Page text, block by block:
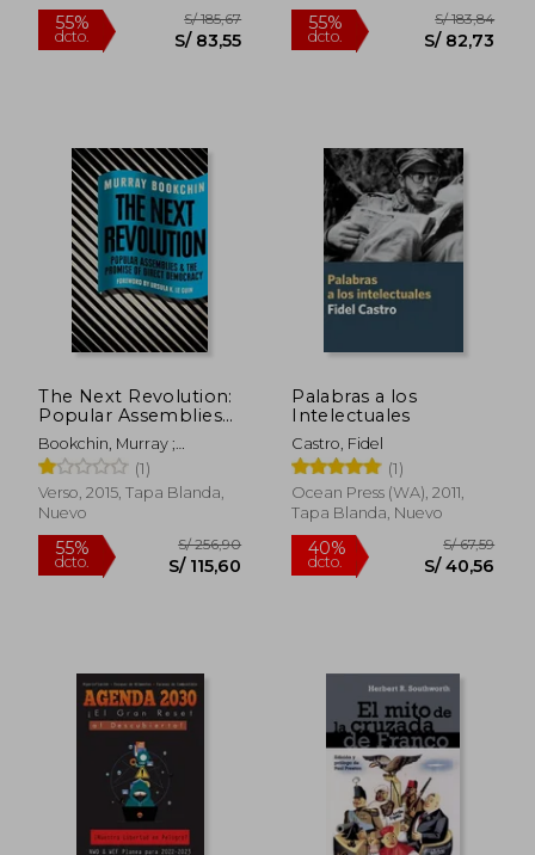
40%
dcto. S/ 46,52
40%
dcto.
55%
dcto.
The Next Revolution:
Popular Assemblies
and the Promise of
Direct Democracy (en
Inglés)
Bookchin, Murray ;
Bookchin, Debbie ; Taylor,
Blair
(1)
Verso, 2015, Tapa Blanda,
Nuevo
Palabras a los
Intelectuales
Castro, Fidel
(1)
Ocean Press (WA), 2011,
Tapa Blanda, Nuevo